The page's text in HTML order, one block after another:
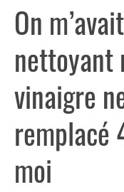
On
nettoyant
vinaigre
remplacé
moi